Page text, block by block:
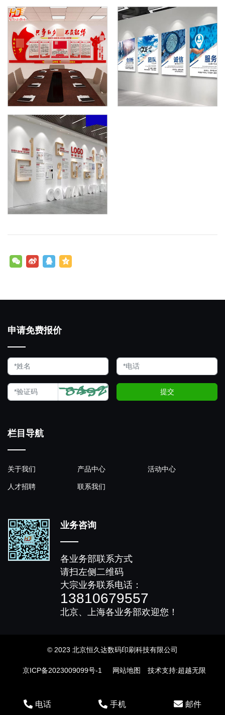
申请免费报价
提交
栏目导航
关于我们 产品中心 活动中心
人才招聘 联系我们
业务咨询
各业务部联系方式
请扫左侧二维码
大宗业务联系电话：
13810679557
北京、上海各业务部欢迎您！
© 2023 北京恒久达数码印刷科技有限公司
京ICP备2023009099号-1 网站地图 技术支持:超越无限
电话 手机 邮件